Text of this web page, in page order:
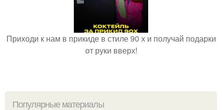
Приходи к нам в прикиде в стиле 90 х и получай подарки
от руки вверх!
Популярные материалы